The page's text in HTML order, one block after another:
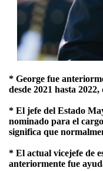
* George fue
desde 2021 hasta
* El jefe del Estado
nominado para el
significa que
* El actual vicejefe de
anteriormente fue